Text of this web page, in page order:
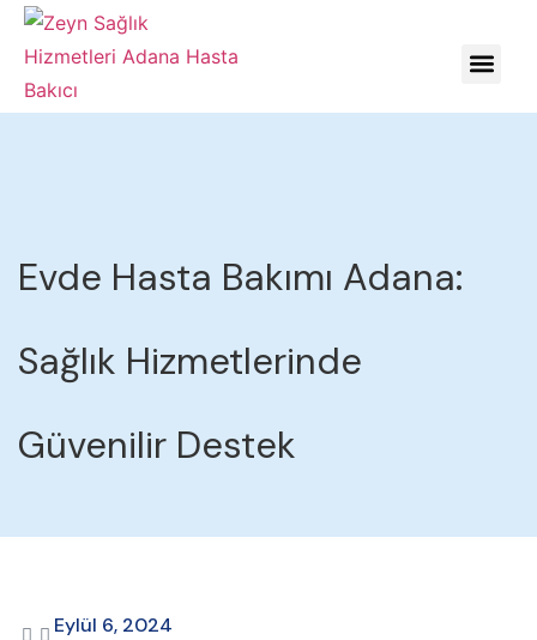
Evde Hasta Bakımı Adana:
Sağlık Hizmetlerinde
Güvenilir Destek
Eylül 6, 2024